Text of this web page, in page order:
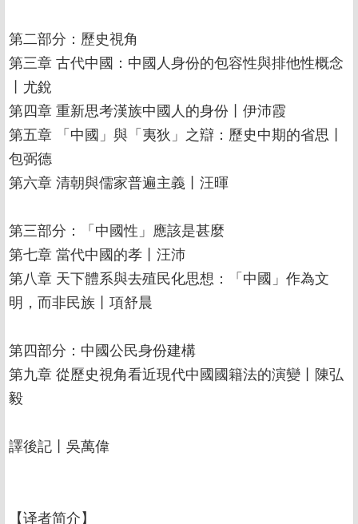
第二部分：歷史視角
第三章 古代中國：中國人身份的包容性與排他性概念
丨尤銳
第四章 重新思考漢族中國人的身份丨伊沛霞
第五章 「中國」與「夷狄」之辯：歷史中期的省思丨
包弼德
第六章 清朝與儒家普遍主義丨汪暉
第三部分：「中國性」應該是甚麼
第七章 當代中國的孝丨汪沛
第八章 天下體系與去殖民化思想：「中國」作為文
明，而非民族丨項舒晨
第四部分：中國公民身份建構
第九章 從歷史視角看近現代中國國籍法的演變丨陳弘
毅
譯後記丨吳萬偉
【译者简介】